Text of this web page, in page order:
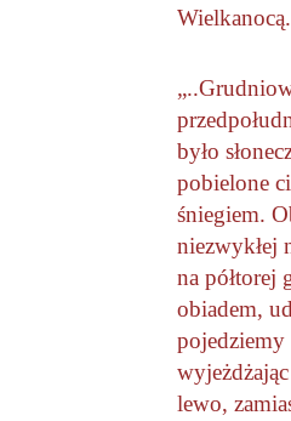
było
pobielone
śniegiem.
niezwykłej
na półtorej
obiadem,
lewo,